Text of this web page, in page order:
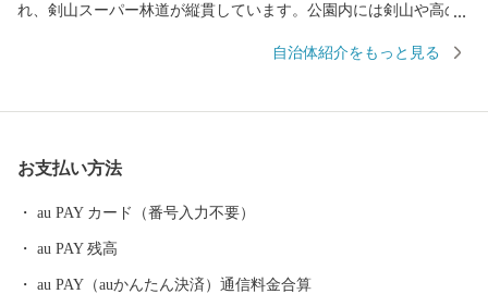
れ、剣山スーパー林道が縦貫しています。公園内には剣山や高の
た、那賀川や坂州木頭川の清流が大釜の滝、大轟の滝などの瀑布
正月飾りに使われる万年青（おもと）や県内有数のお茶の産地で
自治体紹介をもっと見る
お支払い方法
au PAY カード（番号入力不要）
au PAY 残高
au PAY（auかんたん決済）通信料金合算